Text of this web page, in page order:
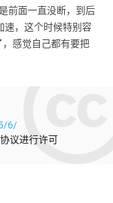
前面一直没断，到后
速，这个时候特别容
，感觉自己都有要把
6/
协议进行许可